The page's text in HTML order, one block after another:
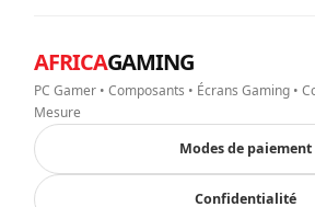
AFRICAGAMING
PC Gamer • Composants • Écrans Gaming •
Mesure
Modes de paiement
Confidentialité